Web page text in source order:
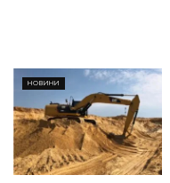
НОВИНИ